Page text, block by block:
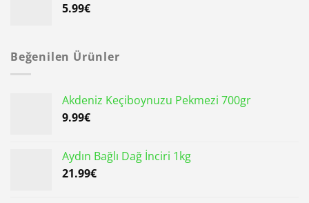
5.99€
Beğenilen Ürünler
Akdeniz Keçiboynuzu Pekmezi 700gr
9.99€
Aydın Bağlı Dağ İnciri 1kg
21.99€